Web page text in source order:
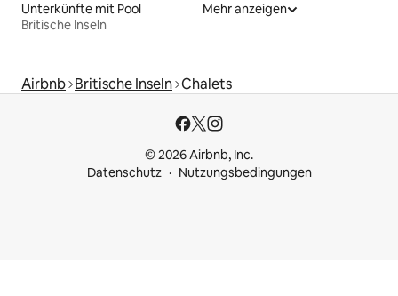
Unterkünfte mit Pool
Britische Inseln
Mehr anzeigen
Airbnb Britische Inseln Chalets
© 2026 Airbnb, Inc.
Datenschutz
Nutzungsbedingungen